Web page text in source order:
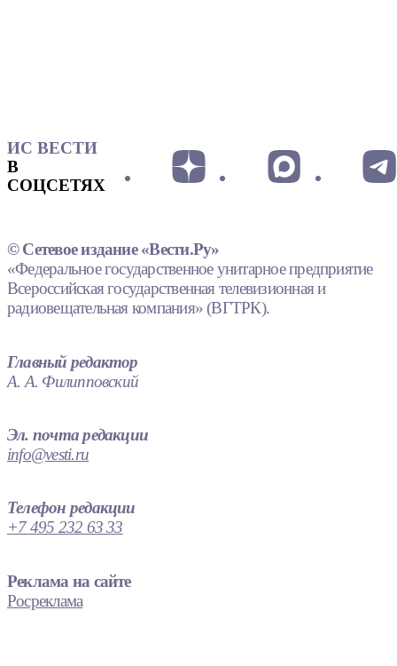
ИС ВЕСТИ
В
СОЦСЕТЯХ
© Сетевое издание «Вести.Ру»
«Федеральное государственное унитарное предприятие
Всероссийская государственная телевизионная и
радиовещательная компания» (ВГТРК).
Главный редактор
А. А. Филипповский
Эл. почта редакции
info@vesti.ru
Телефон редакции
+7 495 232 63 33
Реклама на сайте
Росреклама